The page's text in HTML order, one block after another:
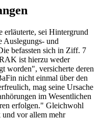
sei Hintergrund
Auslegungs- und
befassten sich in Ziff. 7
ist hierzu weder
worden", versicherte deren
nicht einmal über den
mag seine Ursache
im Wesentlichen
erfolgen." Gleichwohl
und vor allem mehr